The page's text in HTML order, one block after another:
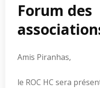
Forum des
Amis Piranhas,
le ROC HC sera